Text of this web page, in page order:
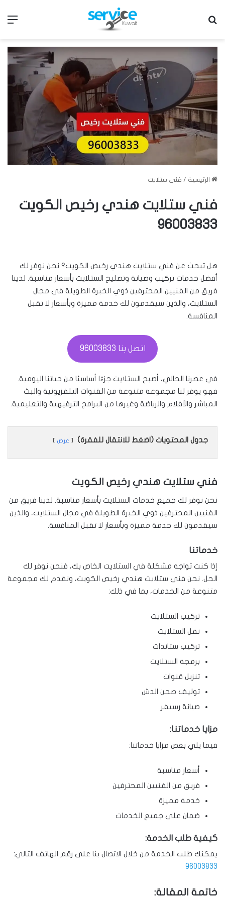
الرئيسية / فني ستلايت
فني ستلايت هندي رخيص الكويت
96003833
هل تبحث عن فني ستلايت هندي رخيص الكويت؟ نحن نوفر لك
أفضل خدمات تركيب وصيانة وتصليح الستلايت بأسعار مناسبة. لدينا
فريق من الفنيين المحترفين ذوي الخبرة الطويلة في مجال
الستلايت، والذين سيقدمون لك خدمة مميزة وبأسعار لا تقبل
المنافسة.
اتصل بنا 96003833
في عصرنا الحالي، أصبح الستلايت جزءًا أساسيًا من حياتنا اليومية.
فهو يوفر لنا مجموعة متنوعة من القنوات التلفزيونية والبث
المباشر والأفلام والرياضة وغيرها من البرامج الترفيهية والتعليمية.
جدول المحتويات (اضغط للانتقال للفقرة) عرض
فني ستلايت هندي رخيص الكويت
نحن نوفر لك جميع خدمات الستلايت بأسعار مناسبة. لدينا فريق من
الفنيين المحترفين ذوي الخبرة الطويلة في مجال الستلايت، والذين
سيقدمون لك خدمة مميزة وبأسعار لا تقبل المنافسة.
خدماتنا
إذا كنت تواجه مشكلة في الستلايت الخاص بك، فنحن نوفر لك
الحل. نحن فني ستلايت هندي رخيص الكويت، ونقدم لك مجموعة
متنوعة من الخدمات، بما في ذلك:
تركيب الستلايت
نقل الستلايت
تركيب ستاندات
برمجة الستلايت
تنزيل قنوات
توليف صحن الدش
صيانة رسيفر
مزايا خدماتنا:
فيما يلي بعض مزايا خدماتنا:
أسعار مناسبة
فريق من الفنيين المحترفين
خدمة مميزة
ضمان على جميع الخدمات
كيفية طلب الخدمة:
يمكنك طلب الخدمة من خلال الاتصال بنا على رقم الهاتف التالي:
96003833
خاتمة المقالة: